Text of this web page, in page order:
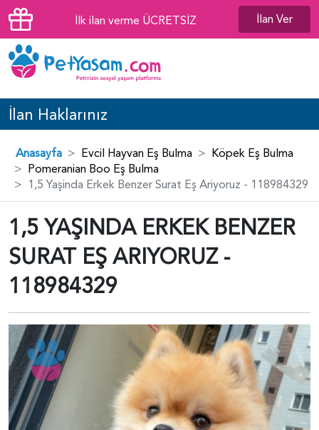
İlk ilan verme ÜCRETSİZ İlan Ver
İlan Haklarınız
Anasayfa Evcil Hayvan Eş Bulma
Köpek Eş Bulma
Pomeranian Boo Eş Bulma
1,5 Yaşinda Erkek Benzer Surat Eş Ariyoruz - 118984329
1,5 YAŞINDA ERKEK BENZER
SURAT EŞ ARIYORUZ -
118984329